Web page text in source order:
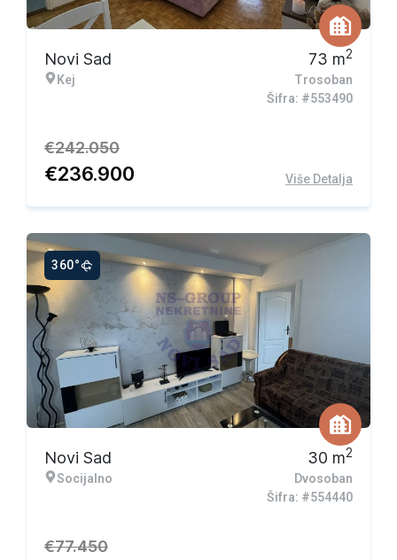
Ekskluzivna ponuda
Novi Sad
Kej
73 m2
Trosoban
Šifra: #553490
€242.050
€236.900 Više Detalja
360°
Ekskluzivna ponuda
Novi Sad
Socijalno
30 m2
Dvosoban
Šifra: #554440
€77.450